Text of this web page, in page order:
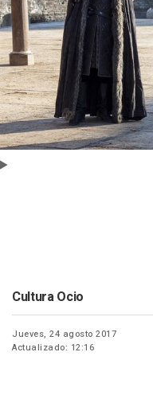
Cultura Ocio
Jueves, 24 agosto 2017
Actualizado: 12:16